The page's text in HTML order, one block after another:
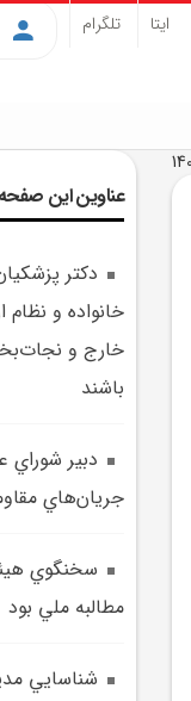
ایتا تلگرام
عناوین این صفحه
دکتر
خانواده و
خارج و
باشند
دبير شوراي
جريان‌هاي
سخنگوي
مطالبه ملي بود
شناسايي